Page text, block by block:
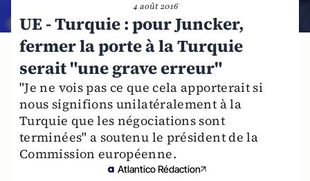
4 août 2016
UE - Turquie : pour Juncker,
fermer la porte à la Turquie
serait "une grave erreur"
"Je ne vois pas ce que cela apporterait si
nous signifions unilatéralement à la
Turquie que les négociations sont
terminées" a soutenu le président de la
Commission européenne.
Atlantico Rédaction